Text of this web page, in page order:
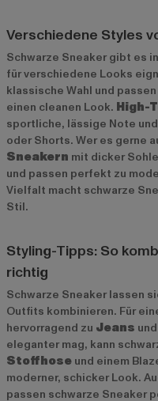
Verschiedene Styles
Schwarze Sneaker gibt es
für verschiedene Looks
klassische Wahl und
einen cleanen Look. High-
sportliche, lässige Note
oder Shorts. Wer es gerne
Sneakern mit dicker
und passen perfekt zu
Vielfalt macht schwarze
Stil.
Styling-Tipps: So
richtig
Schwarze Sneaker lassen
Outfits kombinieren. Für
hervorragend zu Jeans
eleganter mag, kann
Stoffhose und einem
moderner, schicker Look.
passen schwarze Sneaker